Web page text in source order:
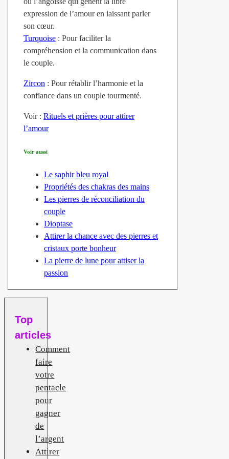
expression de l’amour en laissant parler
son cœur.
Turquoise: Pour faciliter la
compréhension et la communication dans
le couple.
Zircon : Pour rétablir l’harmonie et la
confiance dans un couple tourmenté.
Voir : Rituels et prières pour attirer
l’amour
Voir aussi
Le saphir bleu royal
Propriétés des chakras des mains
Les pierres de réconciliation du
couple
Dioptase
Attirer la chance avec des pierres et
cristaux porte bonheur
La pierre de lune pour attiser la
passion
Top
articles
Comment
faire
votre
pentacle
pour
gagner
de
l’argent
Attirer